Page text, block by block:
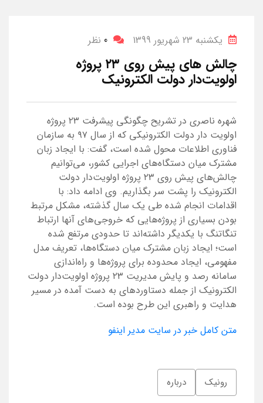
یکشنبه 23 شهریور 1399 0 نظر
چالش های پیش روی ۲۳ پروژه
اولویت‌دار دولت الکترونیک
شهره ناصری در تشریح چگونگی پیشرفت ۲۳ پروژه
اولویت دار دولت الکترونیکی که از سال ۹۷ به سازمان
فناوری اطلاعات محول شده است، گفت: با ایجاد زبان
مشترک میان دستگاه‌های اجرایی کشور، می‌توانیم
چالش‌های پیش روی ۲۳ پروژه اولویت‌دار دولت
الکترونیک را پشت سر بگذاریم. وی ادامه داد: با
اقدامات انجام شده طی یک سال گذشته، مشکل مرتبط
بودن بسیاری از پروژه‌هایی که خروجی‌های آنها ارتباط
تنگاتنگ با یکدیگر داشته‌اند تا حدودی مرتفع شده
است؛ ایجاد زبان مشترک میان دستگاه‌ها، تعریف مدل
مفهومی، ایجاد محدوده برای پروژه‌ها و راه‌اندازی
سامانه رصد و پایش مدیریت ۲۳ پروژه اولویت‌دار دولت
الکترونیک از جمله دستاوردهای به دست آمده در مسیر
هدایت و راهبری این طرح بوده است.
متن کامل خبر در سایت مدیر اینفو
رونیک درباره